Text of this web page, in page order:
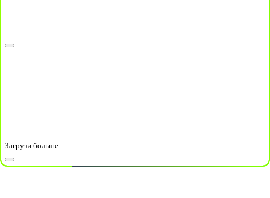
Загрузи больше